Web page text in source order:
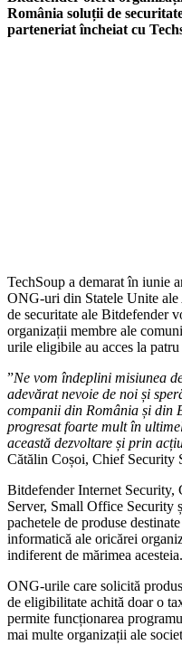
România soluții de
parteneriat încheiat cu
TechSoup a demarat în iunie
ONG-uri din Statele Unite
de securitate ale Bitdefender
organizații membre ale
urile eligibile au acces la
”Ne vom îndeplini misiunea
adevărat nevoie de noi și
companii din România și din
progresat foarte mult în
această dezvoltare și prin
Cătălin Coșoi, Chief Security
Bitdefender Internet Security,
Server, Small Office
pachetele de produse
informatică ale oricărei
indiferent de mărimea acesteia.
ONG-urile care solicită
de eligibilitate achită doar o
permite funcționarea
mai multe organizații ale